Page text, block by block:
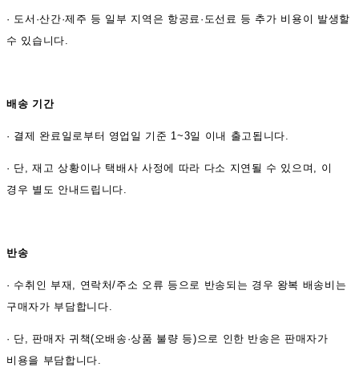
· 도서·산간·제주 등 일부 지역은 항공료·도선료 등 추가 비용이 발생할
수 있습니다.
배송 기간
· 결제 완료일로부터 영업일 기준 1~3일 이내 출고됩니다.
· 단, 재고 상황이나 택배사 사정에 따라 다소 지연될 수 있으며, 이
경우 별도 안내드립니다.
반송
· 수취인 부재, 연락처/주소 오류 등으로 반송되는 경우 왕복 배송비는
구매자가 부담합니다.
· 단, 판매자 귀책(오배송·상품 불량 등)으로 인한 반송은 판매자가
비용을 부담합니다.